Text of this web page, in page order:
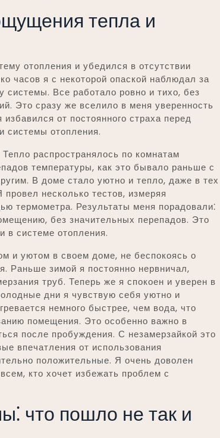
тепла и
отопления и убедился в отсутствии
часов я с некоторой опаской наблюдал за
системы. Все работало ровно и тихо, без
Это сразу же вселило в меня уверенность
от постоянного страха перед
системы отопления.
распространялось по комнатам
температуры, как это бывало раньше с
В доме стало уютно и тепло, даже в тех
несколько тестов, измеряя
термометра. Результаты меня порадовали⁚
без значительных перепадов. Это
в системе отопления.
и уютом в своем доме, не беспокоясь о
Раньше зимой я постоянно нервничал,
труб. Теперь же я спокоен и уверен в
дни я чувствую себя уютно и
немного быстрее, чем вода, что
помещения. Это особенно важно в
после пробуждения. С незамерзайкой это
впечатления от использования
положительные. Я очень доволен
кто хочет избежать проблем с
что пошло не так и